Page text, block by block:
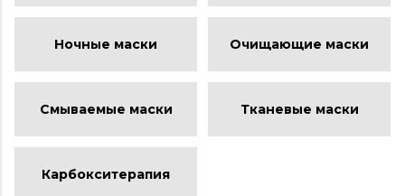
Ночные маски Очищающие маски
Смываемые маски Тканевые маски
Карбокситерапия